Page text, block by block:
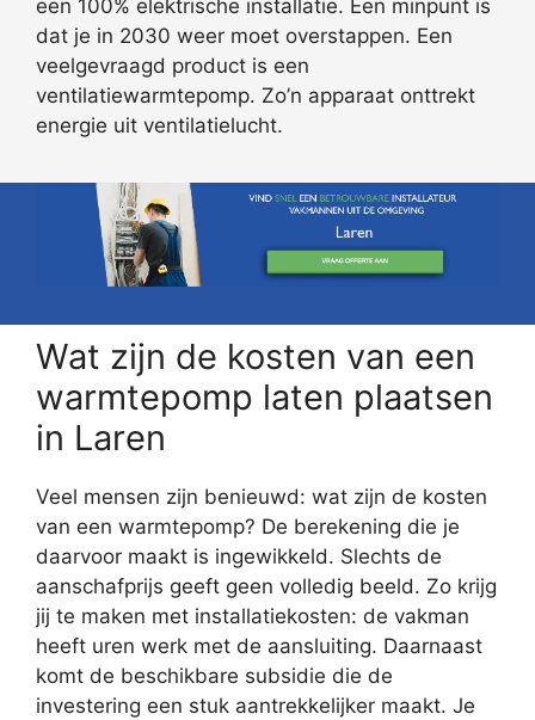
een 100% elektrische installatie. Een minpunt is
dat je in 2030 weer moet overstappen. Een
veelgevraagd product is een
ventilatiewarmtepomp. Zo’n apparaat onttrekt
energie uit ventilatielucht.
Wat zijn de kosten van een
warmtepomp laten plaatsen
in Laren
Veel mensen zijn benieuwd: wat zijn de kosten
van een warmtepomp? De berekening die je
daarvoor maakt is ingewikkeld. Slechts de
aanschafprijs geeft geen volledig beeld. Zo krijg
jij te maken met installatiekosten: de vakman
heeft uren werk met de aansluiting. Daarnaast
komt de beschikbare subsidie die de
investering een stuk aantrekkelijker maakt. Je